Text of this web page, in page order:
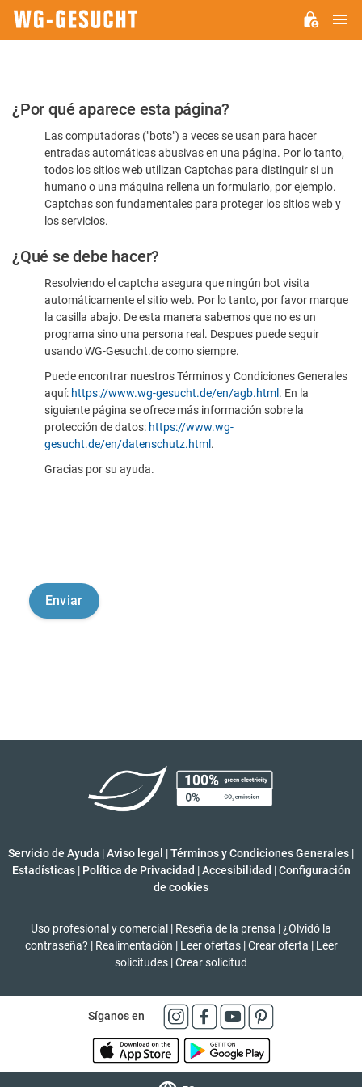
Por
favor,
confirme
humano
¿Por qué aparece esta página?
Las computadoras ("bots") a veces se usan para hacer
entradas automáticas abusivas en una página. Por lo tanto,
todos los sitios web utilizan Captchas para distinguir si un
humano o una máquina rellena un formulario, por ejemplo.
Captchas son fundamentales para proteger los sitios web y
los servicios.
¿Qué se debe hacer?
Resolviendo el captcha asegura que ningún bot visita
automáticamente el sitio web. Por lo tanto, por favor marque
la casilla abajo. De esta manera sabemos que no es un
programa sino una persona real. Despues puede seguir
usando WG-Gesucht.de como siempre.
Puede encontrar nuestros Términos y Condiciones Generales
aquí: https://www.wg-gesucht.de/en/agb.html . En la
siguiente página se ofrece más información sobre la
protección de datos: https://www.wg-
gesucht.de/en/datenschutz.html .
Gracias por su ayuda.
Servicio de Ayuda |Aviso legal |Términos y Condiciones Generales |
Estadísticas | Política de Privacidad | Accesibilidad | Configuración
de cookies
Uso profesional y comercial | Reseña de la prensa | ¿Olvidó la
contraseña? | Realimentación | Leer ofertas | Crear oferta | Leer
solicitudes |Crear solicitud
Síganos en